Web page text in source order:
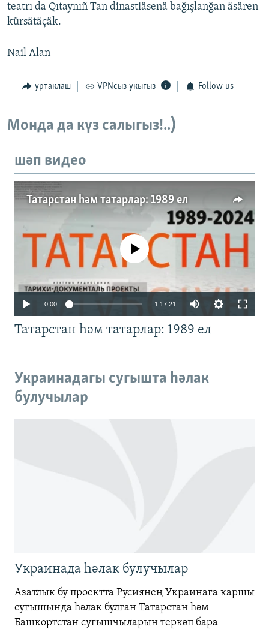
teatrı da Qıtaynıñ Tan dinastiäsenä bağışlanğan äsären
kürsätäçäk.
Nail Alan
уртаклаш VPNсыз укыгыз Follow us
Монда да күз салыгыз!..)
шәп видео
Татарстан һәм татарлар: 1989 ел
No media source currently available
0:00 1:17:21
Татарстан һәм татарлар: 1989 ел
Украинадагы сугышта һәлак
булучылар
Украинада һәлак булучылар
Азатлык бу проектта Русиянең Украинага каршы
сугышында һәлак булган Татарстан һәм
Башкортстан сугышчыларын теркәп бара